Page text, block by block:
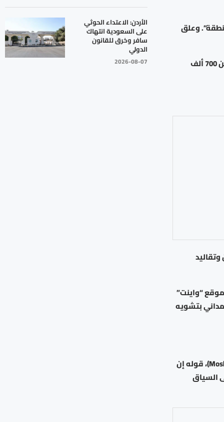
وعلق
وكتب ممداني: “اليوم يوافق يوم النكبة، وهو يوم سنوي لإحياء ذكرى تهجير أكثر من 700 ألف
“واينت”
بتشويه
ونقل الموقع عن رئيس اتحاد المعلمين اليهود في نيويورك، موشيه سبيرن (Moshe Spern)، قوله إن
السياق
الأردن: الاعتداء الحوثي
على السعودية انتهاك
سافر وخرق للقانون
الدولي
2026-08-07